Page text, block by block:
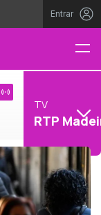
Entrar
TV
RTP